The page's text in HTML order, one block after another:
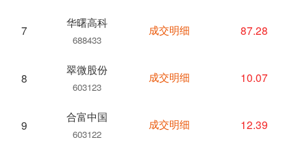
7
华曙高科
688433
8
翠微股份
603123
9
合富中国
603122
成交明细 87.28
成交明细 10.07
成交明细 12.39